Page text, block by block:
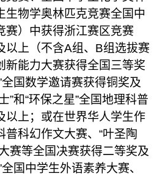
生物学奥林匹克竞赛全国中
赛）中获得浙江赛区竞赛
以上（不含A组、B组选拔赛
新能力大赛获得全国三等奖
全国数学邀请赛获得铜奖及
”和“环保之星”全国地理科普
以上 ； 或在世界华人学生作
普科幻作文大赛、“叶圣陶
赛等全国决赛获得二等奖及
国中学生外语素养大赛、